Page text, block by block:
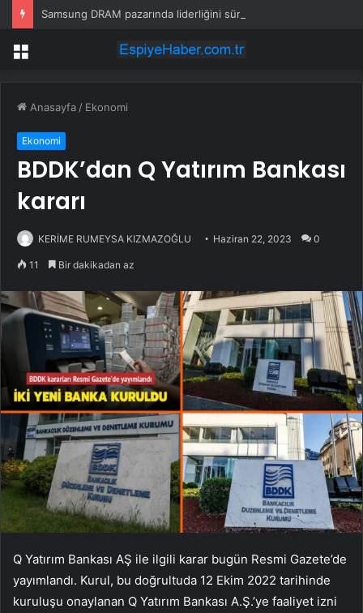
Menü
Anasayfa / Ekonomi
Ekonomi
BDDK’dan Q Yatırım Bankası
kararı
KERİME RUMEYSA KIZMAZOĞLU Haziran 22, 2023 0
11 Bir dakikadan az
Q Yatırım Bankası AŞ ile ilgili karar bugün Resmi Gazete’de
yayımlandı. Kurul, bu doğrultuda 12 Ekim 2022 tarihinde
kuruluşu onaylanan Q Yatırım Bankası A.Ş.’ye faaliyet izni